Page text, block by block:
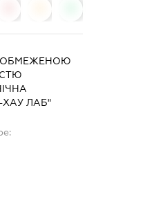
ОБМЕЖЕНОЮ
ХАУ ЛАБ"